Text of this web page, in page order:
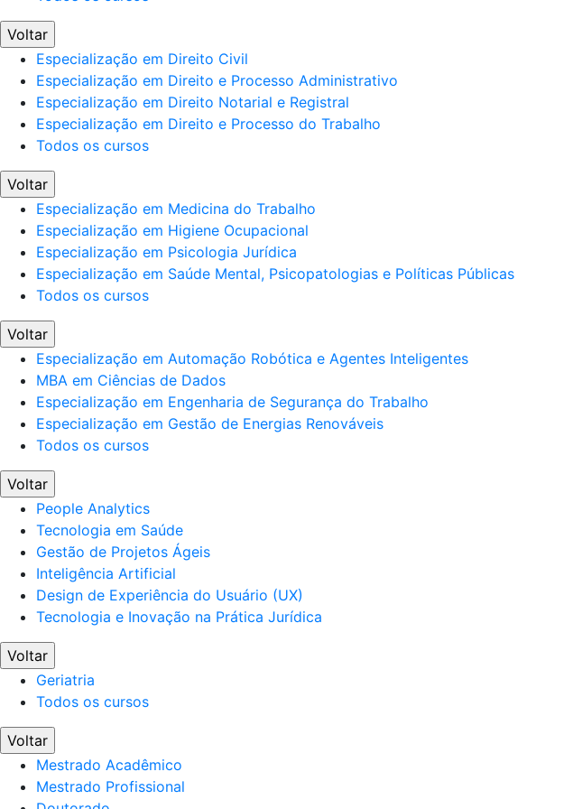
Voltar
Especialização em Direito Civil
Especialização em Direito e Processo Administrativo
Especialização em Direito Notarial e Registral
Especialização em Direito e Processo do Trabalho
Todos os cursos
Voltar
Especialização em Medicina do Trabalho
Especialização em Higiene Ocupacional
Especialização em Psicologia Jurídica
Especialização em Saúde Mental, Psicopatologias e Políticas Públicas
Todos os cursos
Voltar
Especialização em Automação Robótica e Agentes Inteligentes
MBA em Ciências de Dados
Especialização em Engenharia de Segurança do Trabalho
Especialização em Gestão de Energias Renováveis
Todos os cursos
Voltar
People Analytics
Tecnologia em Saúde
Gestão de Projetos Ágeis
Inteligência Artificial
Design de Experiência do Usuário (UX)
Tecnologia e Inovação na Prática Jurídica
Voltar
Geriatria
Todos os cursos
Voltar
Mestrado Acadêmico
Mestrado Profissional